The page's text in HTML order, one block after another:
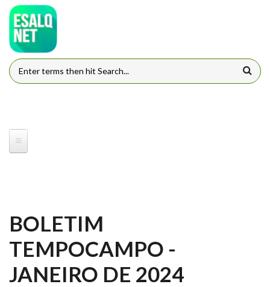
Pular para o conteúdo principal
FORMULÁRIO DE BUSCA
BOLETIM
TEMPOCAMPO -
JANEIRO DE 2024